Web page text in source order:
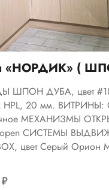
«НОРДИК» (
ШПОН ДУБА, цвет
HPL, 20 мм. ВИТРИНЫ:
МЕХАНИЗМЫ
open СИСТЕМЫ
цвет Серый Орион
₽